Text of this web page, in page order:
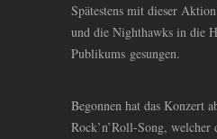
Spätestens mit dieser
und die Nighthawks in die
Publikums gesungen.
Begonnen hat das Konzert
Rock’n’Roll-Song, welcher